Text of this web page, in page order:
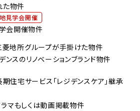
た物件
見学会開催
会開催物件
菱地所グループが手掛けた物件
ンスのリノベーションブランド物件
住宅サービス「レジデンスケア」継承
マもしくは動画掲載物件